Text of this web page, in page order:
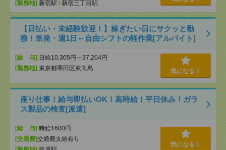
[勤務地] 新宿駅 / 新宿三丁目駅
【日払い・未経験歓迎！】稼ぎたい日にサクッと勤
務！単発・週1日～自由シフトの軽作業[アルバイト]
[給 与] 日給10,305円～37,204円
[勤務地] 東京都墨田区東向島 気になる！
座り仕事！給与即払いOK！高時給！平日休み！ガラ
ス製品の検査[派遣]
[給 与] 時給1600円
[交通費]交通費支給有り
気になる！